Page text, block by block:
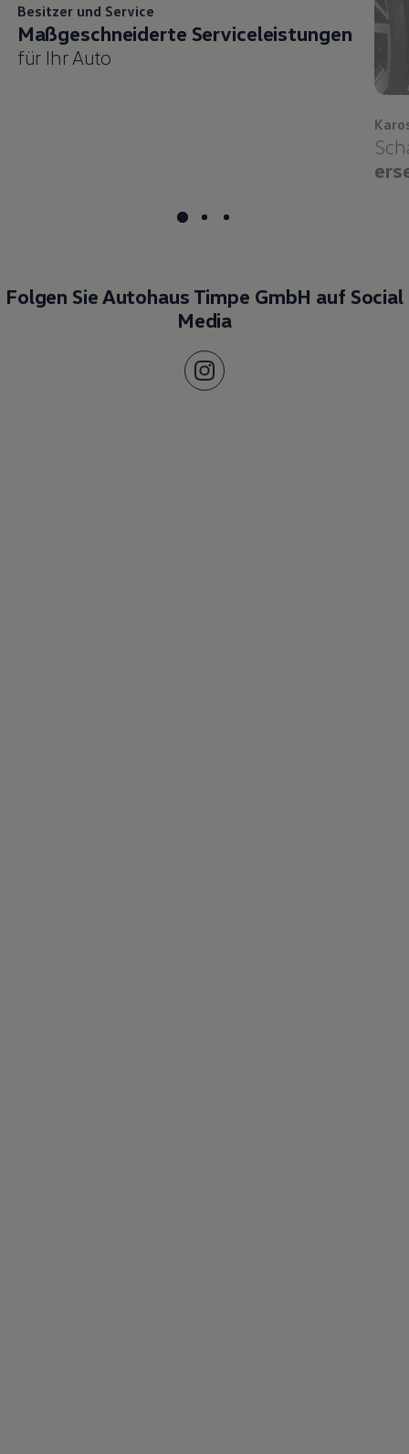
Besitzer und Service
Maßgeschneiderte Serviceleistungen
für Ihr Auto
Folgen Sie Autohaus Timpe GmbH auf Social
Media